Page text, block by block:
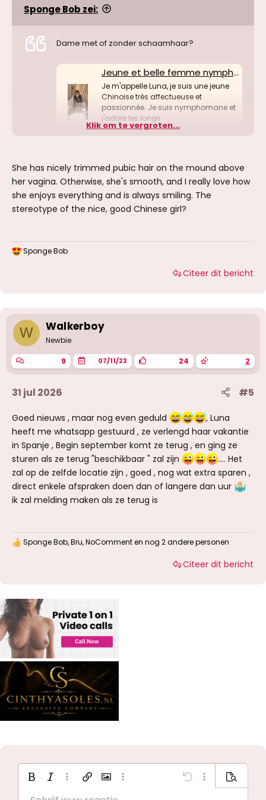
Sponge Bob zei:
Dame met of zonder schaamhaar?
Jeune et belle femme nymphomane chinoise
Je m'appelle Luna, je suis une jeune
Chinoise très affectueuse et
passionnée. Je suis nymphomane et
j'adore les longs
www.quartier-rouge.be
Klik om te vergroten...
She has nicely trimmed pubic hair on the mound above
her vagina. Otherwise, she's smooth, and I really love how
she enjoys everything and is always smiling. The
stereotype of the nice, good Chinese girl?
W
n
g
n
:
Sponge Bob
Citeer dit bericht
W Walkerboy
Newbie
9 07/11/23 24 2
31 jul 2026 #5
Goed nieuws , maar nog even geduld
, Luna
heeft me whatsapp gestuurd , ze verlengd haar vakantie
in Spanje , Begin september komt ze terug , en ging ze
sturen als ze terug "beschikbaar " zal zijn
…. Het
zal op de zelfde locatie zijn , goed , nog wat extra sparen ,
direct enkele afspraken doen dan of langere dan uur
ik zal melding maken als ze terug is
W
i
n
g
e
n
:
Sponge Bob,Bru,NoCommenten nog 2 andere personen
Citeer dit bericht
ZwaarCursiefMeer opties…
Koppeling invoegen
Afbeelding invoegen
Meer opties… Ongedaan maken
Meer opties…
Bekijk